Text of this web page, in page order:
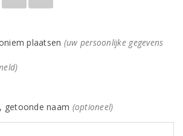
plaatsen (uw persoonlijke gegevens
getoonde naam (optioneel)